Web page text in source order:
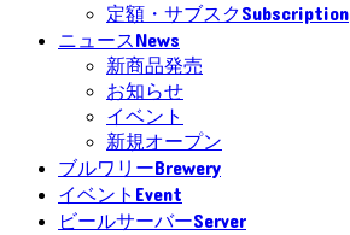
定額・サブスクSubscription
ニュースNews
新商品発売
お知らせ
イベント
新規オープン
ブルワリーBrewery
イベント Event
ビールサーバーServer